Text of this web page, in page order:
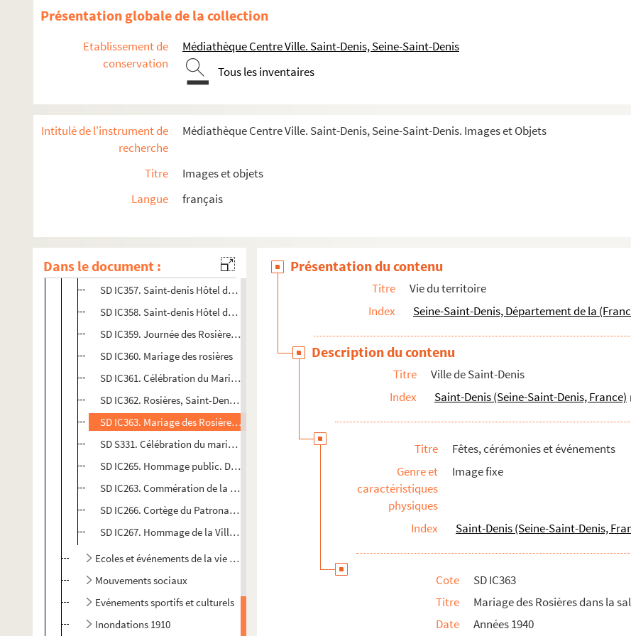
Présentation globale de la collection
Etablissement de
conservation
Médiathèque Centre Ville. Saint-Denis, Seine-Saint-Denis
Tous les inventaires
Intitulé de l'instrument de
recherche
Médiathèque Centre Ville. Saint-Denis, Seine-Saint-Denis. Images et Objets
Titre
Images et objets
Langue
français
Dans le document :
SD IC391. Noël des Enfants nécessiteux. Théâtre Municipal
SD IC392. Noël des Enfants nécessiteux. Théâtre Municipal
SD IC393. Noël des Enfants nécessiteux. Théâtre Municipal
SD IC412. Cérémonie de l'armistice
SD IC413. Cérémonie de l'armistice
SD IC352. Saint-denis Hôtel de Ville - Mariage des Rosières
SD IC353. Saint-denis Hôtel de Ville - Mariage des Rosières
SD IC355. Saint-denis Hôtel de Ville - Mariage des Rosières
SD IC356. Saint-denis Hôtel de Ville - Mariage des Rosières
SD IC357. Saint-denis Hôtel de Ville - Mariage des Rosières
SD IC358. Saint-denis Hôtel de Ville - Mariage des Rosières
SD IC359. Journée des Rosières / Tablée (de droite à gauche) avec M. et Mme Gillot, ?, Mme Grenier et M. Ferna...
SD IC360. Mariage des rosières
SD IC361. Célébration du Mariage des Rosières : Le maire M. Gillot passe la bague au doigt de la mariée
SD IC362. Rosières, Saint-Denis. Vue de groupe des mariés devant l'Hôtel de Ville
SD IC363. Mariage des Rosières dans la salle des mariages
SD S331. Célébration du mariage des Rosières et des Noces d'Or des époux Maison-Michelin : Programme des célé...
SD IC265. Hommage public. Dénomination de la rue Charles Michels
SD IC263. Commération de la Libération
SD IC266. Cortège du Patronage Laïque Municipal devant la Basilique lors des commémorations de la Libération
SD IC267. Hommage de la Ville de St Denis aux morts & aux victimes de la barbarie nazie
Ecoles et événements de la vie scolaire
Mouvements sociaux
Evénements sportifs et culturels
Inondations 1910
Présentation du contenu
Titre
Vie du territoire
Index
Seine-Saint-Denis, Département de la
Description du contenu
Titre
Ville de Saint-Denis
Index
Saint-Denis (Seine-Saint-Denis, France)
Titre
Fêtes, cérémonies et événements
Genre et
caractéristiques
physiques
Image fixe
Index Saint-Denis (Seine-Saint-Denis,
Cote
SD IC363
Titre
Mariage des Rosières dans la
Date
Années 1940